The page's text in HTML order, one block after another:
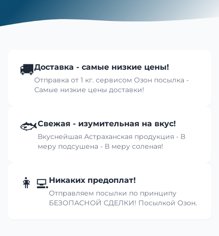
🚚Доставка - самые низкие цены!
Отправка от 1 кг. сервисом Озон посылка -
Самые низкие цены доставки!
🐟Свежая - изумительная на вкус!
Вкуснейшая Астраханская продукция - В
меру подсушена - В меру соленая!
👩‍💻Никаких предоплат!
Отправляем посылки по принципу
БЕЗОПАСНОЙ СДЕЛКИ! Посылкой Озон.